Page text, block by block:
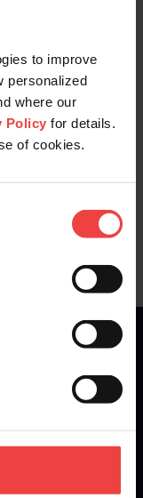
to improve
personalized
where our
Policy for details.
of cookies.
news,
fast and free